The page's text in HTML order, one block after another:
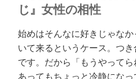
じ』女性の相性
始めはそんなに好きじゃな
いて来るというケース。つ
です。だから「もうやって
あってもちょっと冷静になっ